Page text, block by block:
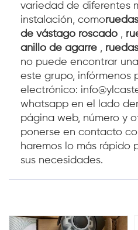
variedad de diferentes
instalación, como
de vástago roscado ,
anillo de agarre ,
no puede encontrar
este grupo, infórmenos
electrónico:
whatsapp en el lado
página web, número y
ponerse en contacto
haremos lo más rápido
sus necesidades.